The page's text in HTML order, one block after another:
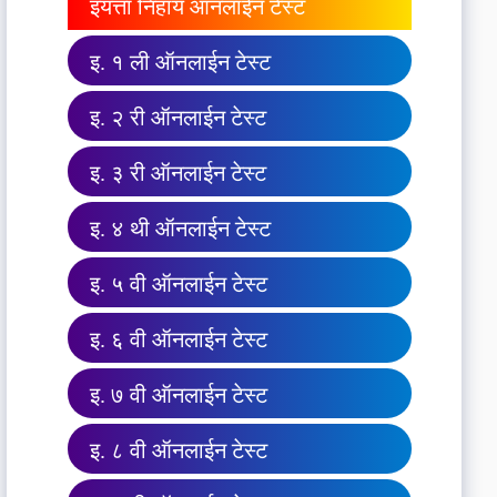
इयत्ता निहाय ऑनलाईन टेस्ट
इ. १ ली ऑनलाईन टेस्ट
इ. २ री ऑनलाईन टेस्ट
इ. ३ री ऑनलाईन टेस्ट
इ. ४ थी ऑनलाईन टेस्ट
इ. ५ वी ऑनलाईन टेस्ट
इ. ६ वी ऑनलाईन टेस्ट
इ. ७ वी ऑनलाईन टेस्ट
इ. ८ वी ऑनलाईन टेस्ट